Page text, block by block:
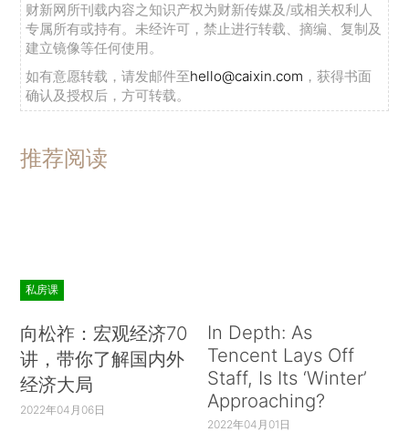
财新网所刊载内容之知识产权为财新传媒及/或相关权利人
专属所有或持有。未经许可，禁止进行转载、摘编、复制及
建立镜像等任何使用。
如有意愿转载，请发邮件至hello@caixin.com ，获得书面
确认及授权后，方可转载。
推荐阅读
私房课
向松祚：宏观经济70
讲，带你了解国内外
经济大局
2022年04月06日
In Depth: As
Tencent Lays Off
Staff, Is Its ‘Winter’
Approaching?
2022年04月01日